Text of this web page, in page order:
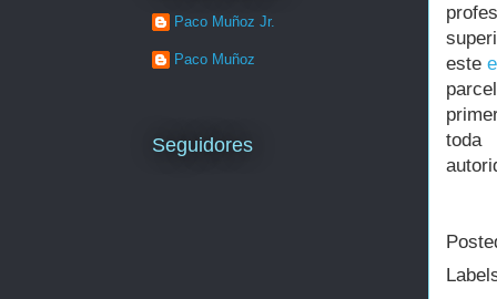
este
toda
Paco Muñoz Jr.
Paco Muñoz
Seguidores